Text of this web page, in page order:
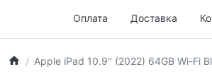
Оплата Доставка
Apple iPad 10.9" (2022) 64GB Wi-Fi